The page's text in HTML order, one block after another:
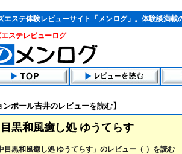
エステ体験レビューサイト「メンログ」。体験談満載
エステレビューログ
ンポール吉井のレビューを読む】
黒和風癒し処 ゆうてらす
目黒和風癒し処 ゆうてらす」のレビュー（-）を読む